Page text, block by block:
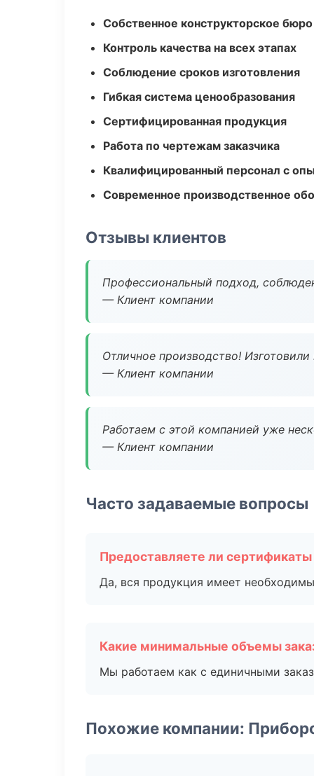
Собственное конструкторское бюро
Контроль качества на всех этапах
Соблюдение сроков изготовления
Гибкая система ценообразования
Сертифицированная продукция
Работа по чертежам заказчика
Квалифицированный персонал с
Современное производственное
Отзывы клиентов
Профессиональный подход,
— Клиент компании
Отличное производство!
— Клиент компании
Работаем с этой компанией уже
— Клиент компании
Часто задаваемые вопросы
Предоставляете ли
Да, вся продукция имеет
Какие минимальные объемы
Мы работаем как с единичными
Похожие компании: